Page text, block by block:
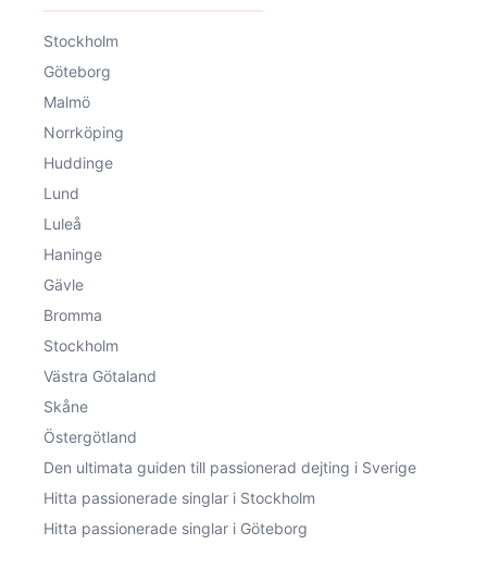
Stockholm
Göteborg
Malmö
Norrköping
Huddinge
Lund
Luleå
Haninge
Gävle
Bromma
Stockholm
Västra Götaland
Skåne
Östergötland
Den ultimata guiden till passionerad dejting i Sverige
Hitta passionerade singlar i Stockholm
Hitta passionerade singlar i Göteborg